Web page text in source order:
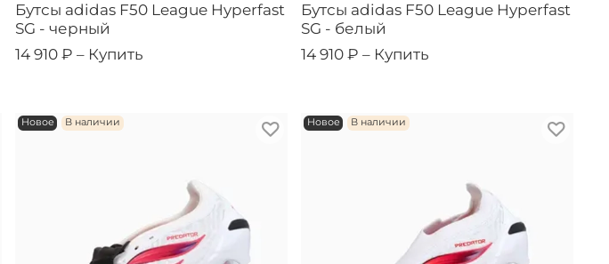
Бутсы adidas F50 League Hyperfast
SG - черный
14 910 ₽ – Купить
Бутсы adidas F50 League Hyperfast
SG - белый
14 910 ₽ – Купить
Новое В наличии Новое В наличии